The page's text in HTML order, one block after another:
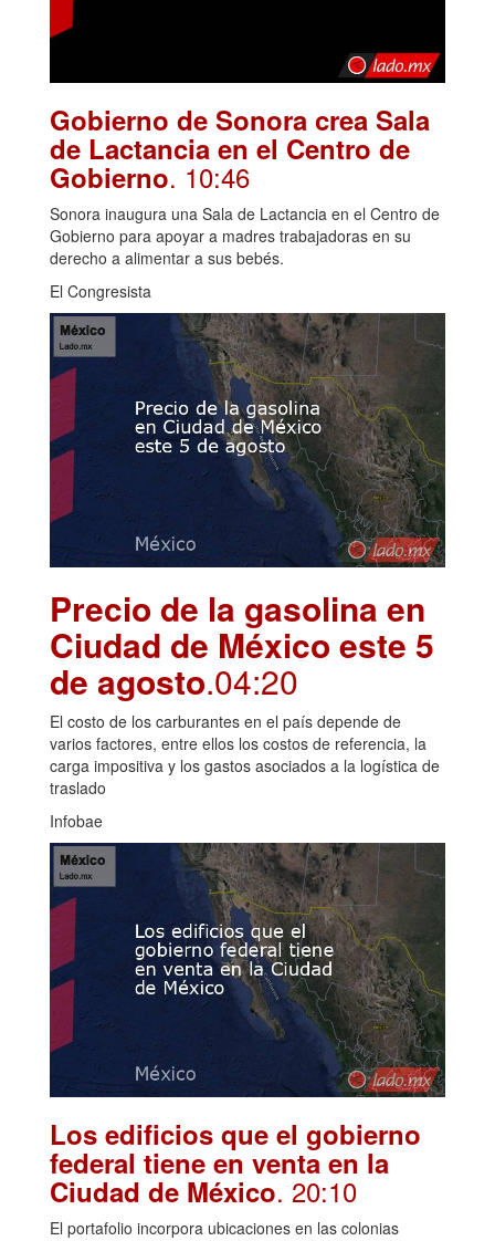
Gobierno de Sonora crea Sala
de Lactancia en el Centro de
Gobierno. 10:46
Sonora inaugura una Sala de Lactancia en el Centro de
Gobierno para apoyar a madres trabajadoras en su
derecho a alimentar a sus bebés.
El Congresista
Precio de la gasolina en
Ciudad de México este 5
de agosto.04:20
El costo de los carburantes en el país depende de
varios factores, entre ellos los costos de referencia, la
carga impositiva y los gastos asociados a la logística de
traslado
Infobae
Los edificios que el gobierno
federal tiene en venta en la
Ciudad de México. 20:10
El portafolio incorpora ubicaciones en las colonias